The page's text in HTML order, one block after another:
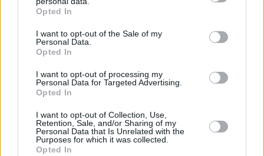
grant or deny consent to Google and its third-party tags to
use your data for below specified purposes in below Google
consent section.
Opted In
I want to opt-out of the Sale of my
Personal Data.
Opted In
I want to opt-out of processing my
Personal Data for Targeted Advertising.
Opted In
I want to opt-out of Collection, Use,
Retention, Sale, and/or Sharing of my
Personal Data that Is Unrelated with the
Purposes for which it was collected.
Opted In
ΣΧΌΛΙΟ *
Απομένουν 2500